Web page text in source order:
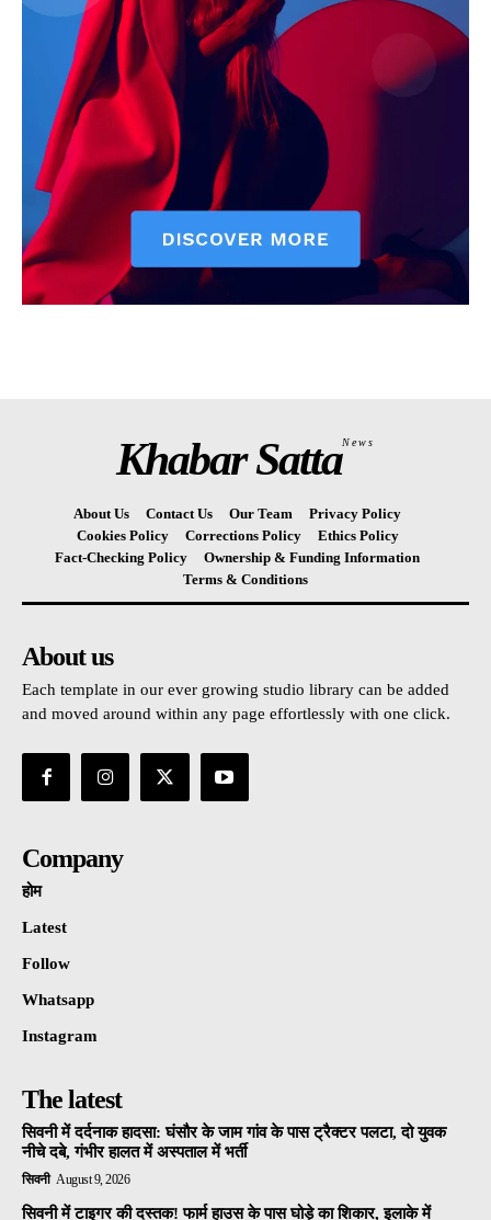
Khabar SattaNews
About Us Contact Us Our Team
Privacy Policy
Cookies Policy
Corrections Policy
Ethics Policy
Fact-Checking Policy
Ownership & Funding Information
Terms & Conditions
About us
Each template in our ever growing studio library can be added
and moved around within any page effortlessly with one click.
Company
होम
Latest
Follow
Whatsapp
Instagram
The latest
सिवनी में दर्दनाक हादसा: घंसौर के जाम गांव के पास ट्रैक्टर पलटा, दो युवक
नीचे दबे, गंभीर हालत में अस्पताल में भर्ती
सिवनी August 9, 2026
सिवनी में टाइगर की दस्तक! फार्म हाउस के पास घोड़े का शिकार, इलाके में